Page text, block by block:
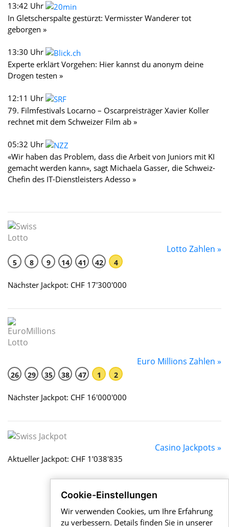
13:42 Uhr
In Gletscherspalte gestürzt: Vermisster Wanderer tot
geborgen »
13:30 Uhr
Experte erklärt Vorgehen: Hier kannst du anonym deine
Drogen testen »
12:11 Uhr
79. Filmfestivals Locarno – Oscarpreisträger Xavier Koller
rechnet mit dem Schweizer Film ab »
05:32 Uhr
«Wir haben das Problem, dass die Arbeit von Juniors mit KI
gemacht werden kann», sagt Michaela Gasser, die Schweiz-
Chefin des IT-Dienstleisters Adesso »
Lotto Zahlen »
5 8 9 14 41 42 4
Nächster Jackpot: CHF 17'300'000
Euro Millions Zahlen »
26 29 35 38 47 1 2
Nächster Jackpot: CHF 16'000'000
Casino Jackpots »
Aktueller Jackpot: CHF 1'038'835
Cookie-Einstellungen
Wir verwenden Cookies, um Ihre Erfahrung
zu verbessern. Details finden Sie in unserer